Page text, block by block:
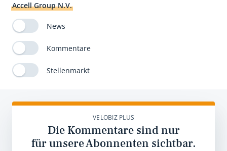
Accell Group N.V.
News
Kommentare
Stellenmarkt
VELOBIZ PLUS
Die Kommentare sind nur
für unsere Abonnenten sichtbar.